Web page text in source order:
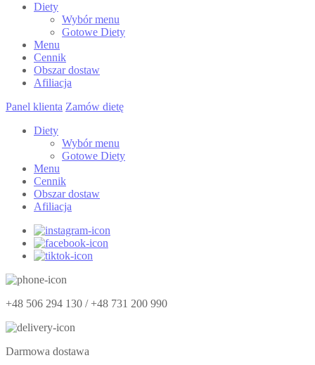
Diety
Wybór menu
Gotowe Diety
Menu
Cennik
Obszar dostaw
Afiliacja
Panel klienta Zamów dietę
Diety
Wybór menu
Gotowe Diety
Menu
Cennik
Obszar dostaw
Afiliacja
+48 506 294 130 / +48 731 200 990
Darmowa dostawa